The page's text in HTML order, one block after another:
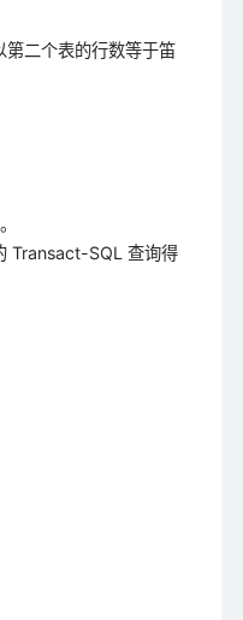
二个表的行数等于笛
Transact-SQL 查询得